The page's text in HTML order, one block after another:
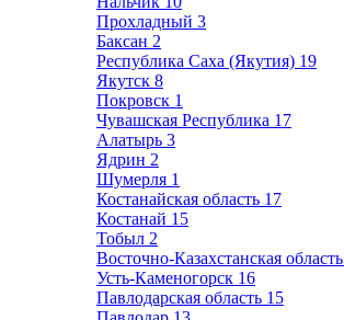
Прохладный 3
Баксан 2
Республика Саха (Якутия) 19
Якутск 8
Покровск 1
Чувашская Республика 17
Алатырь 3
Ядрин 2
Шумерля 1
Костанайская область 17
Костанай 15
Тобыл 2
Восточно-Казахстанская область
Усть-Каменогорск 16
Павлодарская область 15